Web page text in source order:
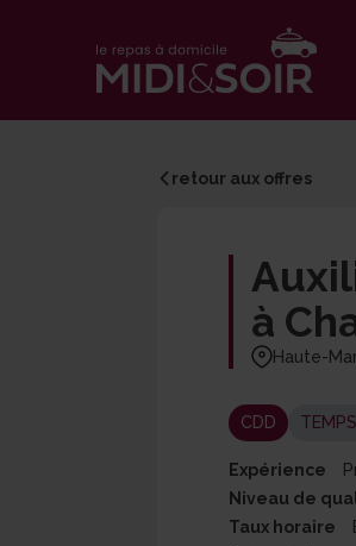
retour aux offres
à
Haute-
CDD
Expérience
Niveau de
Taux horaire